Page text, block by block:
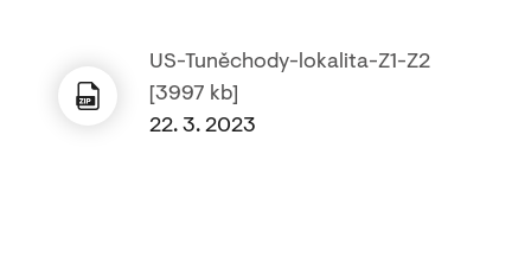
US-Tuněchody-lokalita-Z1-Z2
[3997 kb]
22. 3. 2023